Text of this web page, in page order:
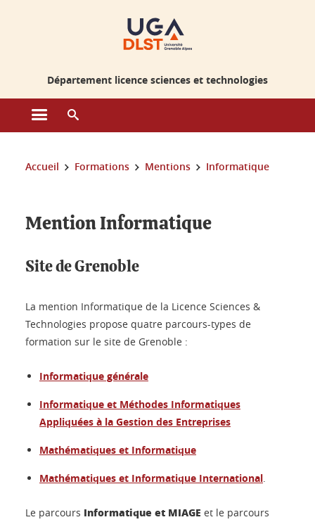
Département licence sciences et technologies
Ouvrir le menu principal
Vous êtes ici :
Accueil Formations Mentions Informatique
Mention Informatique
Site de Grenoble
La mention Informatique de la Licence Sciences &
Technologies propose quatre parcours-types de
formation sur le site de Grenoble :
Informatique générale
Informatique et Méthodes Informatiques
Appliquées à la Gestion des Entreprises
Mathématiques et Informatique
Mathématiques et Informatique International.
Le parcours Informatique et MIAGE et le parcours